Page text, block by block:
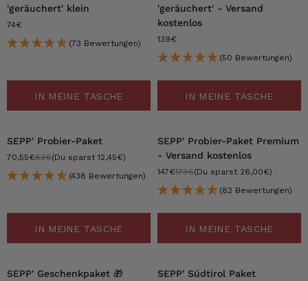
'geräuchert' klein
74€
(73 Bewertungen)
IN MEINE TASCHE
'geräuchert' - Versand
kostenlos
139€
(50 Bewertungen)
IN MEINE TASCHE
-15%
SEPP' Probier-Paket
70,55€83€(Du sparst 12,45€)
(438 Bewertungen)
IN MEINE TASCHE
-15%
SEPP' Probier-Paket Premium
- Versand kostenlos
147€173€(Du sparst 26,00€)
(82 Bewertungen)
IN MEINE TASCHE
SEPP' Geschenkpaket 🎁
SEPP' Südtirol Paket